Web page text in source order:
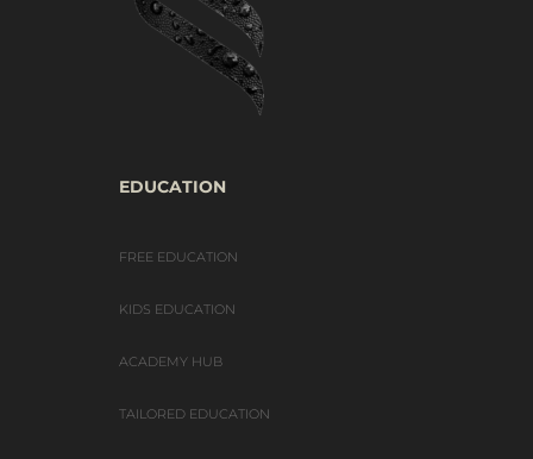
EDUCATION
FREE EDUCATION
KIDS EDUCATION
ACADEMY HUB
TAILORED EDUCATION